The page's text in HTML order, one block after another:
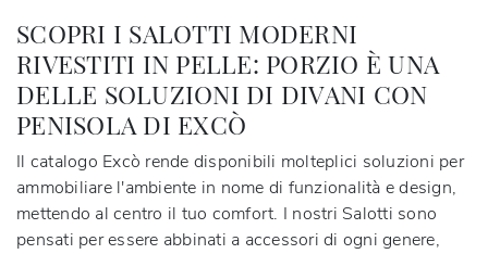
SCOPRI I SALOTTI MODERNI
RIVESTITI IN PELLE: PORZIO È UNA
DELLE SOLUZIONI DI DIVANI CON
PENISOLA DI EXCÒ
Il catalogo Excò rende disponibili molteplici soluzioni per
ammobiliare l'ambiente in nome di funzionalità e design,
mettendo al centro il tuo comfort. I nostri Salotti sono
pensati per essere abbinati a accessori di ogni genere,